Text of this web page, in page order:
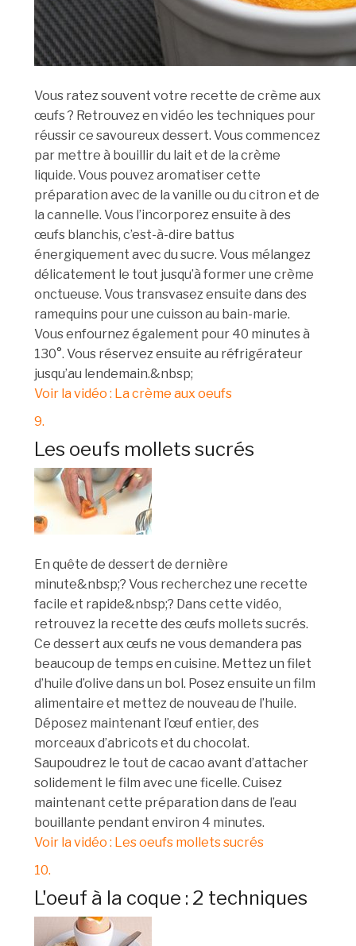
Vous ratez souvent votre recette de crème aux
œufs ? Retrouvez en vidéo les techniques pour
réussir ce savoureux dessert. Vous commencez
par mettre à bouillir du lait et de la crème
liquide. Vous pouvez aromatiser cette
préparation avec de la vanille ou du citron et de
la cannelle. Vous l’incorporez ensuite à des
œufs blanchis, c’est-à-dire battus
énergiquement avec du sucre. Vous mélangez
délicatement le tout jusqu’à former une crème
onctueuse. Vous transvasez ensuite dans des
ramequins pour une cuisson au bain-marie.
Vous enfournez également pour 40 minutes à
130°. Vous réservez ensuite au réfrigérateur
jusqu’au lendemain.&nbsp;
Voir la vidéo : La crème aux oeufs
9.
Les oeufs mollets sucrés
En quête de dessert de dernière
minute&nbsp;? Vous recherchez une recette
facile et rapide&nbsp;? Dans cette vidéo,
retrouvez la recette des œufs mollets sucrés.
Ce dessert aux œufs ne vous demandera pas
beaucoup de temps en cuisine. Mettez un filet
d’huile d’olive dans un bol. Posez ensuite un film
alimentaire et mettez de nouveau de l’huile.
Déposez maintenant l’œuf entier, des
morceaux d’abricots et du chocolat.
Saupoudrez le tout de cacao avant d’attacher
solidement le film avec une ficelle. Cuisez
maintenant cette préparation dans de l’eau
bouillante pendant environ 4 minutes.
Voir la vidéo : Les oeufs mollets sucrés
10.
L'oeuf à la coque : 2 techniques